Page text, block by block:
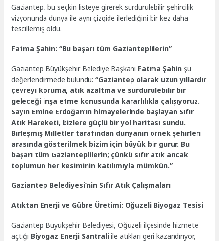
Gaziantep, bu seçkin listeye girerek sürdürülebilir şehircilik
vizyonunda dünya ile aynı çizgide ilerlediğini bir kez daha
tescillemiş oldu.
Fatma Şahin: “Bu başarı tüm Gazianteplilerin”
Gaziantep Büyükşehir Belediye Başkanı Fatma Şahin şu
değerlendirmede bulundu:“Gaziantep olarak uzun yıllardır
çevreyi koruma, atık azaltma ve sürdürülebilir bir
geleceği inşa etme konusunda kararlılıkla çalışıyoruz.
Sayın Emine Erdoğan’ın himayelerinde başlayan Sıfır
Atık Hareketi, bizlere güçlü bir yol haritası sundu.
Birleşmiş Milletler tarafından dünyanın örnek şehirleri
arasında gösterilmek bizim için büyük bir gurur. Bu
başarı tüm Gazianteplilerin; çünkü sıfır atık ancak
toplumun her kesiminin katılımıyla mümkün.”
Gaziantep Belediyesi’nin Sıfır Atık Çalışmaları
Atıktan Enerji ve Gübre Üretimi: Oğuzeli Biyogaz Tesisi
Gaziantep Büyükşehir Belediyesi, Oğuzeli ilçesinde hizmete
açtığı Biyogaz Enerji Santrali ile atıkları geri kazandırıyor,